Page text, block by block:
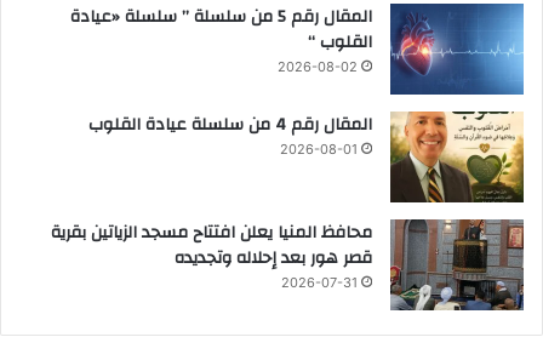
المقال رقم 5 من سلسلة ” سلسلة «عيادة
القلوب “
2026-08-02
المقال رقم 4 من سلسلة عيادة القلوب
2026-08-01
محافظ المنيا يعلن افتتاح مسجد الزياتين بقرية
قصر هور بعد إحلاله وتجديده
2026-07-31